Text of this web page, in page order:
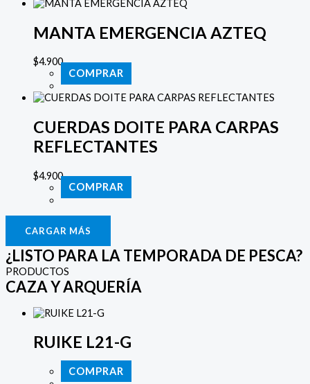
MANTA EMERGENCIA AZTEQ
$4.900
COMPRAR
CUERDAS DOITE PARA CARPAS
REFLECTANTES
$4.900
COMPRAR
CARGAR MÁS
¿LISTO PARA LA TEMPORADA DE PESCA?
PRODUCTOS
CAZA Y ARQUERÍA
RUIKE L21-G
COMPRAR